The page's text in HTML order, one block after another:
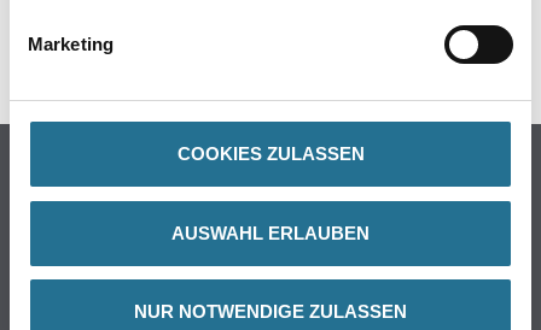
Marketing
COOKIES ZULASSEN
AUSWAHL ERLAUBEN
NUR NOTWENDIGE ZULASSEN
SPEZIFIKATIONEN
Farbe
Trockenbau
Putze- und Spachtelmassen